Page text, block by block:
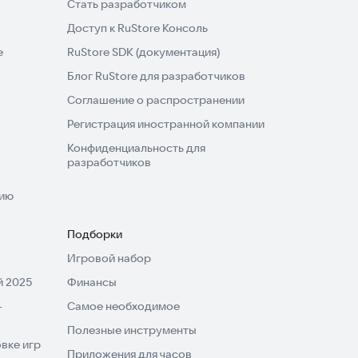
Стать разработчиком
Доступ к RuStore Консоль
RuStore SDK (документация)
Блог RuStore для разработчиков
Соглашение о распространении
Регистрация иностранной компании
Конфиденциальность для
разработчиков
2025
игр
Подборки
Игровой набор
Финансы
Самое необходимое
Полезные инструменты
Приложения для часов